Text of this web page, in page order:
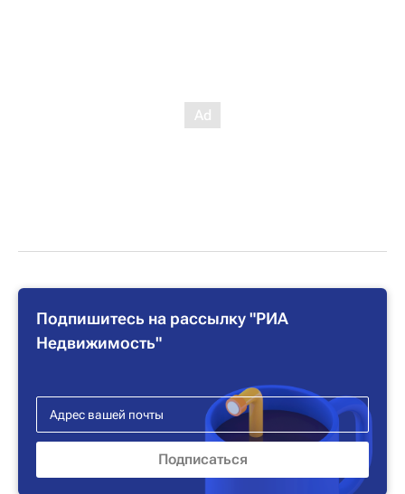
Подпишитесь на рассылку "РИА
Недвижимость"